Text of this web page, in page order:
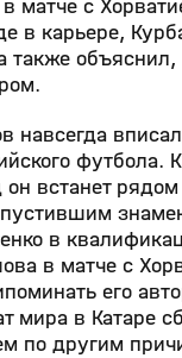
матче с
в карьере,
также объяснил,
навсегда
футбола.
он встанет
в
в матче с
его
мира в Катаре
по другим